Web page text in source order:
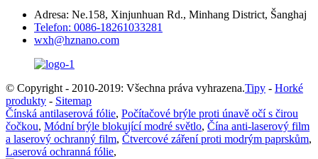
Adresa: Ne.158, Xinjunhuan Rd., Minhang District, Šanghaj
Telefon: 0086-18261033281
wxh@hznano.com
© Copyright - 2010-2019: Všechna práva vyhrazena.Tipy - Horké
produkty - Sitemap
Čínská antilaserová fólie, Počítačové brýle proti únavě očí s čirou
čočkou, Módní brýle blokující modré světlo, Čína anti-laserový film
a laserový ochranný film, Čtvercové záření proti modrým paprskům,
Laserová ochranná fólie,